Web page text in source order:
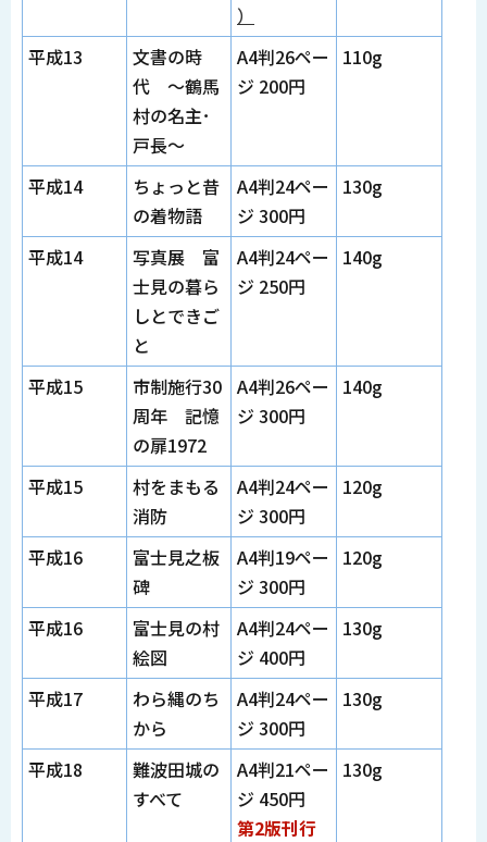
）
平成13
文書の時
代 ～鶴馬
村の名主･
戸長～
A4判26ペー
ジ 200円
110g
平成14
ちょっと昔
の着物語
A4判24ペー
ジ 300円
130g
平成14
写真展 富
士見の暮ら
しとできご
と
A4判24ペー
ジ 250円
140g
平成15
市制施行30
周年 記憶
の扉1972
A4判26ペー
ジ 300円
140g
平成15
村をまもる
消防
A4判24ペー
ジ 300円
120g
平成16
富士見之板
碑
A4判19ペー
ジ 300円
120g
平成16
富士見の村
絵図
A4判24ペー
ジ 400円
130g
平成17
わら縄のち
から
A4判24ペー
ジ 300円
130g
平成18
難波田城の
すべて
A4判21ペー
ジ 450円
第2版刊行
130g